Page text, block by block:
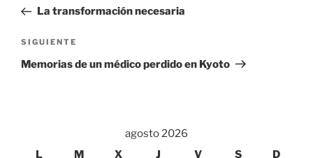
entradas
anterior:
La transformación necesaria
Siguiente
entrada
SIGUIENTE
Memorias de un médico perdido en Kyoto
agosto 2026
L
M X J V S D